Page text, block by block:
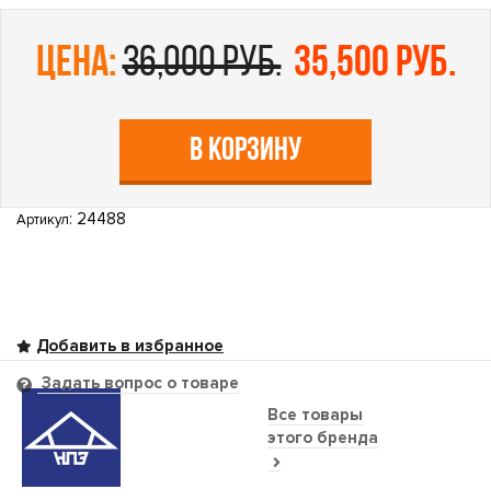
цена:36,000 руб. 35,500 руб.
В КОРЗИНУ
Артикул: 24488
Все товары
этого бренда
Задать вопрос о товаре